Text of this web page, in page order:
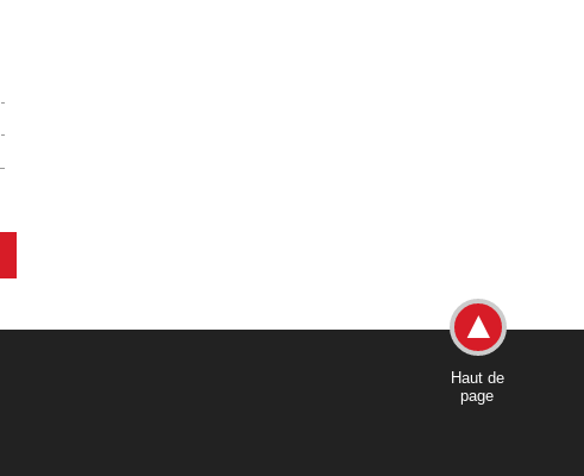
Haut de
page